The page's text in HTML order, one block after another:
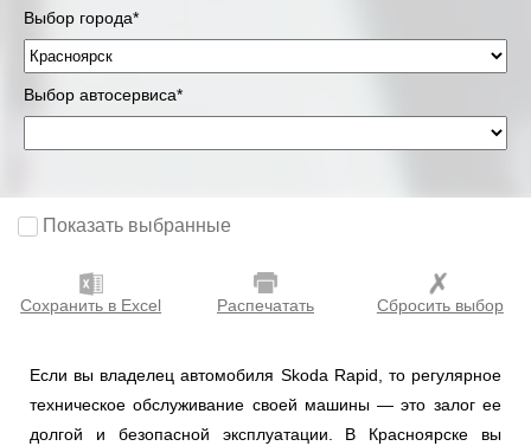
Выбор города*
Выбор автосервиса*
Показать выбранные
Сохранить в Excel Распечатать Сбросить выбор
Если вы владелец автомобиля Skoda Rapid, то регулярное
техническое обслуживание своей машины — это залог ее
долгой и безопасной эксплуатации. В Красноярске вы